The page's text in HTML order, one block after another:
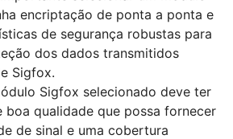
encriptação de ponta a ponta e
de segurança robustas para
dos dados transmitidos
Sigfox.
Sigfox selecionado deve ter
boa qualidade que possa fornecer
de sinal e uma cobertura